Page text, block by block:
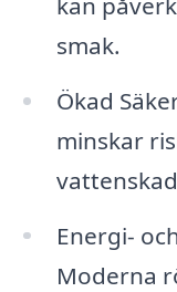
smak.
Ökad
minskar
Energi-
Moderna